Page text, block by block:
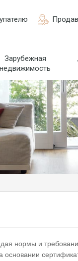
Зарубежная
недвижимость
нормы и
основании